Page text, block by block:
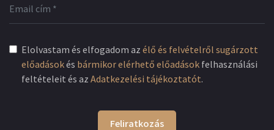
Elolvastam és elfogadom az élő és felvételről sugárzott
előadásokés bármikor elérhető előadások felhasználási
feltételeit és az Adatkezelési tájékoztatót.
Feliratkozás